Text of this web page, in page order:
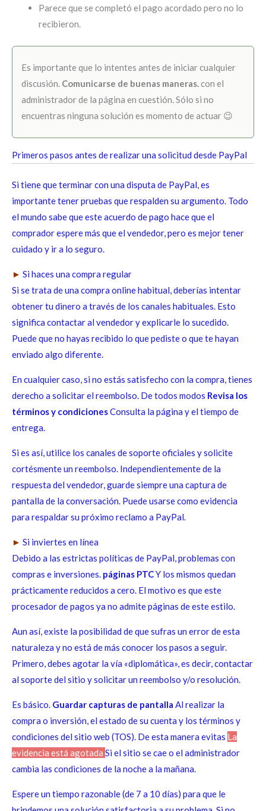
Parece que se completó el pago acordado pero no lo
recibieron.
Es importante que lo intentes antes de iniciar cualquier
discusión. Comunicarse de buenas maneras.con el
administrador de la página en cuestión. Sólo si no
encuentras ninguna solución es momento de actuar 😉
Primeros pasos antes de realizar una solicitud desde PayPal
Si tiene que terminar con una disputa de PayPal, es
importante tener pruebas que respalden su argumento. Todo
el mundo sabe que este acuerdo de pago hace que el
comprador espere más que el vendedor, pero es mejor tener
cuidado y ir a lo seguro.
► Si haces una compra regular
Si se trata de una compra online habitual, deberías intentar
obtener tu dinero a través de los canales habituales. Esto
significa contactar al vendedor y explicarle lo sucedido.
Puede que no hayas recibido lo que pediste o que te hayan
enviado algo diferente.
En cualquier caso, si no estás satisfecho con la compra, tienes
derecho a solicitar el reembolso. De todos modos Revisa los
términos y condicionesConsulta la página y el tiempo de
entrega.
Si es así, utilice los canales de soporte oficiales y solicite
cortésmente un reembolso. Independientemente de la
respuesta del vendedor, guarde siempre una captura de
pantalla de la conversación. Puede usarse como evidencia
para respaldar su próximo reclamo a PayPal.
► Si inviertes en línea
Debido a las estrictas políticas de PayPal, problemas con
compras e inversiones. páginas PTCY los mismos quedan
prácticamente reducidos a cero. El motivo es que este
procesador de pagos ya no admite páginas de este estilo.
Aun así, existe la posibilidad de que sufras un error de esta
naturaleza y no está de más conocer los pasos a seguir.
Primero, debes agotar la vía «diplomática», es decir, contactar
al soporte del sitio y solicitar un reembolso y/o resolución.
Es básico. Guardar capturas de pantalla Al realizar la
compra o inversión, el estado de su cuenta y los términos y
condiciones del sitio web (TOS). De esta manera evitas La
evidencia está agotada Si el sitio se cae o el administrador
cambia las condiciones de la noche a la mañana.
Espere un tiempo razonable (de 7 a 10 días) para que le